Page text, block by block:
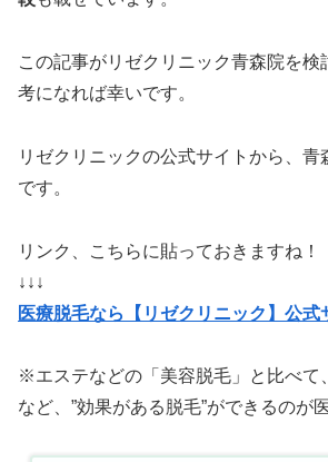
この記事がリゼクリニック青森院を検
考になれば幸いです。
リゼクリニックの公式サイトから、
です。
リンク、こちらに貼っておきますね！
↓↓↓
医療脱毛なら【リゼクリニック】公式
※エステなどの「美容脱毛」と比べて
など、”効果がある脱毛”ができるのが